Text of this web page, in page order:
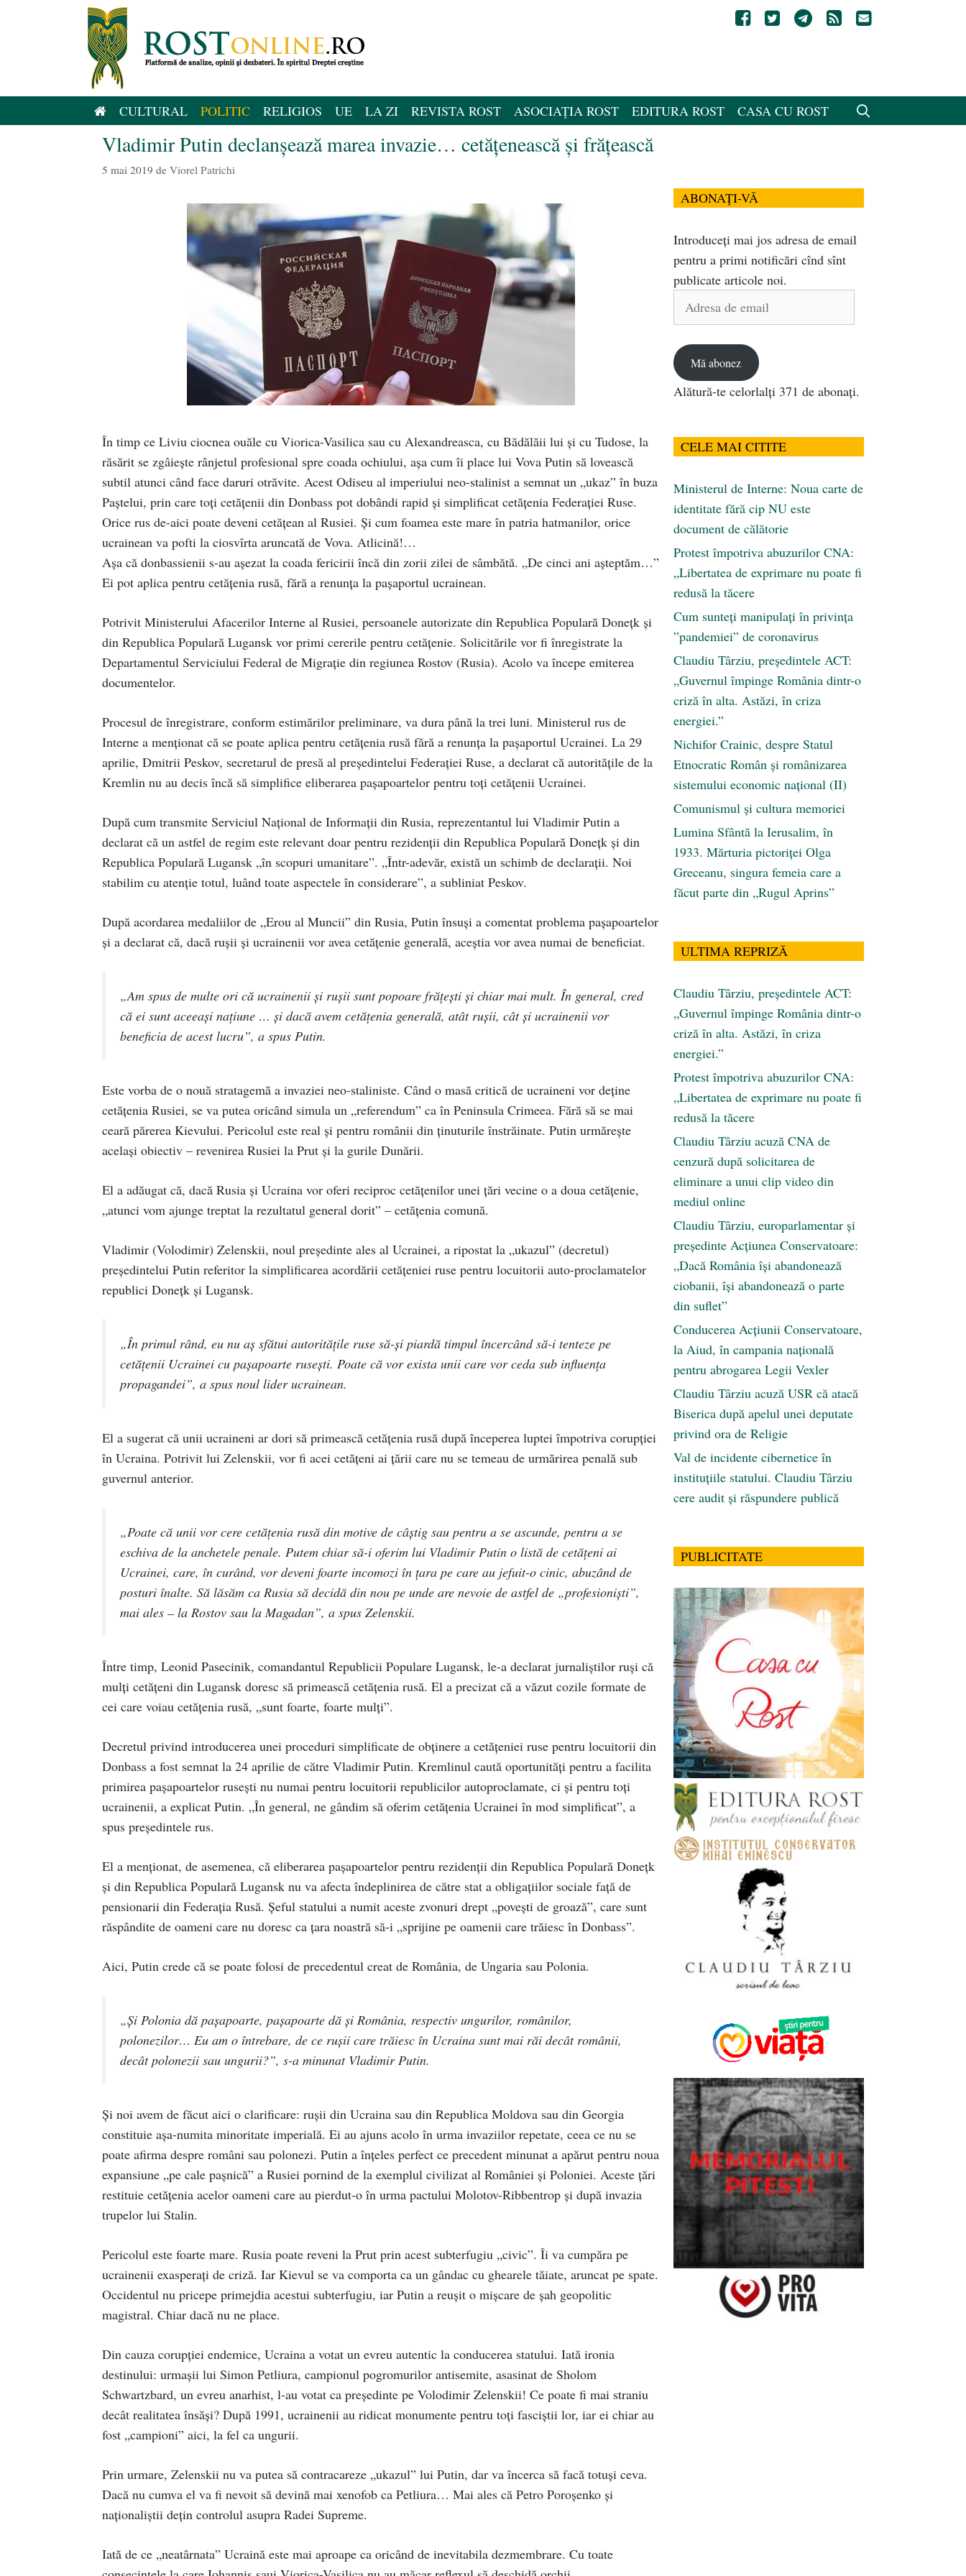
CULTURAL POLITIC RELIGIOS UE LA ZI REVISTA ROST ASOCIAȚIA ROST EDITURA ROST CASA CU ROST
Vladimir Putin declanșează marea invazie… cetățenească și frățească
5 mai 2019 de Viorel Patrichi
În timp ce Liviu ciocnea ouăle cu Viorica-Vasilica sau cu Alexandreasca, cu Bădălăii lui și cu Tudose, la
răsărit se zgâiește rânjetul profesional spre coada ochiului, așa cum îi place lui Vova Putin să lovească
subtil atunci când face daruri otrăvite. Acest Odiseu al imperiului neo-stalinist a semnat un „ukaz” în buza
Paștelui, prin care toți cetățenii din Donbass pot dobândi rapid și simplificat cetățenia Federației Ruse.
Orice rus de-aici poate deveni cetățean al Rusiei. Și cum foamea este mare în patria hatmanilor, orice
ucrainean va pofti la ciosvîrta aruncată de Vova. Atlicină!…
Așa că donbassienii s-au așezat la coada fericirii încă din zorii zilei de sâmbătă. „De cinci ani așteptăm…”
Ei pot aplica pentru cetățenia rusă, fără a renunța la pașaportul ucrainean.
Potrivit Ministerului Afacerilor Interne al Rusiei, persoanele autorizate din Republica Populară Donețk și
din Republica Populară Lugansk vor primi cererile pentru cetățenie. Solicitările vor fi înregistrate la
Departamentul Serviciului Federal de Migrație din regiunea Rostov (Rusia). Acolo va începe emiterea
documentelor.
Procesul de înregistrare, conform estimărilor preliminare, va dura până la trei luni. Ministerul rus de
Interne a menționat că se poate aplica pentru cetățenia rusă fără a renunța la pașaportul Ucrainei. La 29
aprilie, Dmitrii Peskov, secretarul de presă al președintelui Federației Ruse, a declarat că autoritățile de la
Kremlin nu au decis încă să simplifice eliberarea pașapoartelor pentru toți cetățenii Ucrainei.
După cum transmite Serviciul Național de Informații din Rusia, reprezentantul lui Vladimir Putin a
declarat că un astfel de regim este relevant doar pentru rezidenții din Republica Populară Donețk și din
Republica Populară Lugansk „în scopuri umanitare”. „Într-adevăr, există un schimb de declarații. Noi
stabilim cu atenție totul, luând toate aspectele în considerare”, a subliniat Peskov.
După acordarea medaliilor de „Erou al Muncii” din Rusia, Putin însuși a comentat problema pașapoartelor
și a declarat că, dacă rușii și ucrainenii vor avea cetățenie generală, aceștia vor avea numai de beneficiat.
„Am spus de multe ori că ucrainenii și rușii sunt popoare frățești și chiar mai mult. În general, cred
că ei sunt aceeași națiune … și dacă avem cetățenia generală, atât rușii, cât și ucrainenii vor
beneficia de acest lucru”, a spus Putin.
Este vorba de o nouă stratagemă a invaziei neo-staliniste. Când o masă critică de ucraineni vor deține
cetățenia Rusiei, se va putea oricând simula un „referendum” ca în Peninsula Crimeea. Fără să se mai
ceară părerea Kievului. Pericolul este real și pentru românii din ținuturile înstrăinate. Putin urmărește
același obiectiv – revenirea Rusiei la Prut și la gurile Dunării.
El a adăugat că, dacă Rusia și Ucraina vor oferi reciproc cetățenilor unei țări vecine o a doua cetățenie,
„atunci vom ajunge treptat la rezultatul general dorit” – cetățenia comună.
Vladimir (Volodimir) Zelenskii, noul președinte ales al Ucrainei, a ripostat la „ukazul” (decretul)
președintelui Putin referitor la simplificarea acordării cetățeniei ruse pentru locuitorii auto-proclamatelor
republici Donețk și Lugansk.
„În primul rând, eu nu aș sfătui autoritățile ruse să-și piardă timpul încercând să-i tenteze pe
cetățenii Ucrainei cu pașapoarte rusești. Poate că vor exista unii care vor ceda sub influența
propagandei”, a spus noul lider ucrainean.
El a sugerat că unii ucraineni ar dori să primească cetățenia rusă după începerea luptei împotriva corupției
în Ucraina. Potrivit lui Zelenskii, vor fi acei cetățeni ai țării care nu se temeau de urmărirea penală sub
guvernul anterior.
„Poate că unii vor cere cetățenia rusă din motive de câștig sau pentru a se ascunde, pentru a se
eschiva de la anchetele penale. Putem chiar să-i oferim lui Vladimir Putin o listă de cetățeni ai
Ucrainei, care, în curând, vor deveni foarte incomozi în țara pe care au jefuit-o cinic, abuzând de
posturi înalte. Să lăsăm ca Rusia să decidă din nou pe unde are nevoie de astfel de „profesioniști”,
mai ales – la Rostov sau la Magadan”, a spus Zelenskii.
Între timp, Leonid Pasecinik, comandantul Republicii Populare Lugansk, le-a declarat jurnaliștilor ruși că
mulți cetățeni din Lugansk doresc să primească cetățenia rusă. El a precizat că a văzut cozile formate de
cei care voiau cetățenia rusă, „sunt foarte, foarte mulți”.
Decretul privind introducerea unei proceduri simplificate de obținere a cetățeniei ruse pentru locuitorii din
Donbass a fost semnat la 24 aprilie de către Vladimir Putin. Kremlinul caută oportunități pentru a facilita
primirea pașapoartelor rusești nu numai pentru locuitorii republicilor autoproclamate, ci și pentru toți
ucrainenii, a explicat Putin. „În general, ne gândim să oferim cetățenia Ucrainei în mod simplificat”, a
spus președintele rus.
El a menționat, de asemenea, că eliberarea pașapoartelor pentru rezidenții din Republica Populară Donețk
și din Republica Populară Lugansk nu va afecta îndeplinirea de către stat a obligațiilor sociale față de
pensionarii din Federația Rusă. Șeful statului a numit aceste zvonuri drept „povești de groază”, care sunt
răspândite de oameni care nu doresc ca țara noastră să-i „sprijine pe oamenii care trăiesc în Donbass”.
Aici, Putin crede că se poate folosi de precedentul creat de România, de Ungaria sau Polonia.
„Și Polonia dă pașapoarte, pașapoarte dă și România, respectiv ungurilor, românilor,
polonezilor… Eu am o întrebare, de ce rușii care trăiesc în Ucraina sunt mai răi decât românii,
decât polonezii sau ungurii?”, s-a minunat Vladimir Putin.
Și noi avem de făcut aici o clarificare: rușii din Ucraina sau din Republica Moldova sau din Georgia
constituie așa-numita minoritate imperială. Ei au ajuns acolo în urma invaziilor repetate, ceea ce nu se
poate afirma despre români sau polonezi. Putin a înțeles perfect ce precedent minunat a apărut pentru noua
expansiune „pe cale pașnică” a Rusiei pornind de la exemplul civilizat al României și Poloniei. Aceste țări
restituie cetățenia acelor oameni care au pierdut-o în urma pactului Molotov-Ribbentrop și după invazia
trupelor lui Stalin.
Pericolul este foarte mare. Rusia poate reveni la Prut prin acest subterfugiu „civic”. Îi va cumpăra pe
ucrainenii exasperați de criză. Iar Kievul se va comporta ca un gândac cu ghearele tăiate, aruncat pe spate.
Occidentul nu pricepe primejdia acestui subterfugiu, iar Putin a reușit o mișcare de șah geopolitic
magistral. Chiar dacă nu ne place.
Din cauza corupției endemice, Ucraina a votat un evreu autentic la conducerea statului. Iată ironia
destinului: urmașii lui Simon Petliura, campionul pogromurilor antisemite, asasinat de Sholom
Schwartzbard, un evreu anarhist, l-au votat ca președinte pe Volodimir Zelenskii! Ce poate fi mai straniu
decât realitatea însăși? După 1991, ucrainenii au ridicat monumente pentru toți fasciștii lor, iar ei chiar au
fost „campioni” aici, la fel ca ungurii.
Prin urmare, Zelenskii nu va putea să contracareze „ukazul” lui Putin, dar va încerca să facă totuși ceva.
Dacă nu cumva el va fi nevoit să devină mai xenofob ca Petliura… Mai ales că Petro Poroșenko și
naționaliștii dețin controlul asupra Radei Supreme.
Iată de ce „neatârnata” Ucraină este mai aproape ca oricând de inevitabila dezmembrare. Cu toate
ABONAȚI-VĂ
Introduceți mai jos adresa de email
pentru a primi notificări cînd sînt
publicate articole noi.
Adresa
Mă abonez
Alătură-te celorlalți 371 de abonați.
CELE MAI CITITE
Ministerul de Interne: Noua carte de
identitate fără cip NU este
document de călătorie
Protest împotriva abuzurilor CNA:
„Libertatea de exprimare nu poate fi
redusă la tăcere
Cum sunteți manipulați în privința
”pandemiei” de coronavirus
Claudiu Târziu, președintele ACT:
„Guvernul împinge România dintr-o
criză în alta. Astăzi, în criza
energiei.”
Nichifor Crainic, despre Statul
Etnocratic Român şi românizarea
sistemului economic naţional (II)
Comunismul şi cultura memoriei
Lumina Sfântă la Ierusalim, în
1933. Mărturia pictoriței Olga
Greceanu, singura femeia care a
făcut parte din „Rugul Aprins”
ULTIMA REPRIZĂ
Claudiu Târziu, președintele ACT:
„Guvernul împinge România dintr-o
criză în alta. Astăzi, în criza
energiei.”
Protest împotriva abuzurilor CNA:
„Libertatea de exprimare nu poate fi
redusă la tăcere
Claudiu Târziu acuză CNA de
cenzură după solicitarea de
eliminare a unui clip video din
mediul online
Claudiu Târziu, europarlamentar și
președinte Acțiunea Conservatoare:
„Dacă România își abandonează
ciobanii, își abandonează o parte
din suflet”
Conducerea Acțiunii Conservatoare,
la Aiud, în campania națională
pentru abrogarea Legii Vexler
Claudiu Târziu acuză USR că atacă
Biserica după apelul unei deputate
privind ora de Religie
Val de incidente cibernetice în
instituțiile statului. Claudiu Târziu
cere audit și răspundere publică
PUBLICITATE